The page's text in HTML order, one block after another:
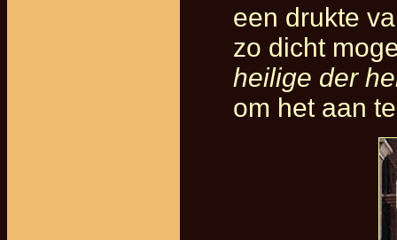
een drukte
zo dicht
heilige der
om het aan